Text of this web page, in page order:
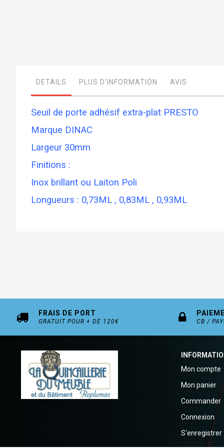
images
DETAILS
Seuil de porte adhésif extra-plat PRESTO
Marque DINAC
Largeur 30mm
Finitions :
Inox brillant ou Laiton Poli
Longueurs : 0,73ML , 0,83ML , 0,93ML
PLUS D’INFORMATION AVIS
FRAIS DE PORT
GRATUIT POUR + DE 120€ CB /
Mon compte
Mon panier
Commander
Connexion
S'enregistrer